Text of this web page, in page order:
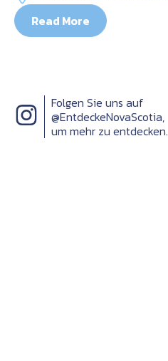
Read More
Folgen Sie uns auf
@EntdeckeNovaScotia,
um mehr zu entdecken.